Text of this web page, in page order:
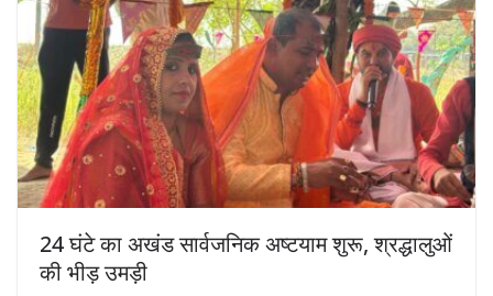
24 घंटे का अखंड सार्वजनिक अष्टयाम शुरू, श्रद्धालुओं
की भीड़ उमड़ी